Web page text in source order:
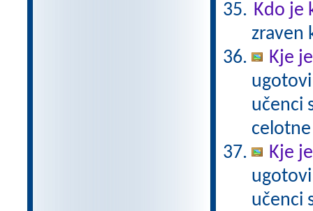
Kdo je
zraven
Kje
učenci
Kje
učenci